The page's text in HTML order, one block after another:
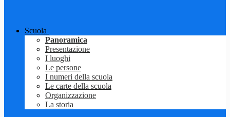
Scuola
Panoramica
Presentazione
I luoghi
Le persone
I numeri della scuola
Le carte della scuola
Organizzazione
La storia